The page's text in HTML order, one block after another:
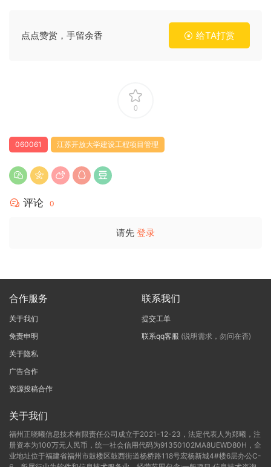
点点赞赏，手留余香 给TA打赏
0
060061 江苏开放大学建设工程项目管理
评论 0
请先 登录
合作服务
关于我们
免责申明
关于隐私
广告合作
资源投稿合作
联系我们
提交工单
联系qq客服 (说明需求，勿问在否)
关于我们
福州正晓曦信息技术有限责任公司成立于2021-12-23，法定代表人为郑曦，注
册资本为100万元人民币，统一社会信用代码为91350102MA8UEWD80H，企
业地址位于福建省福州市鼓楼区鼓西街道杨桥路118号宏杨新城4#楼6层办公C-